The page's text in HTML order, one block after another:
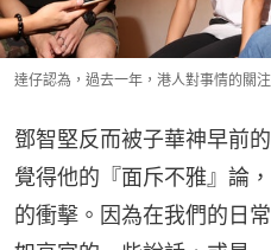
達仔認為，過去一年，港人對事情的關
鄧智堅反而被子華神早前
覺得他的『面斥不雅』論
的衝擊。因為在我們的日